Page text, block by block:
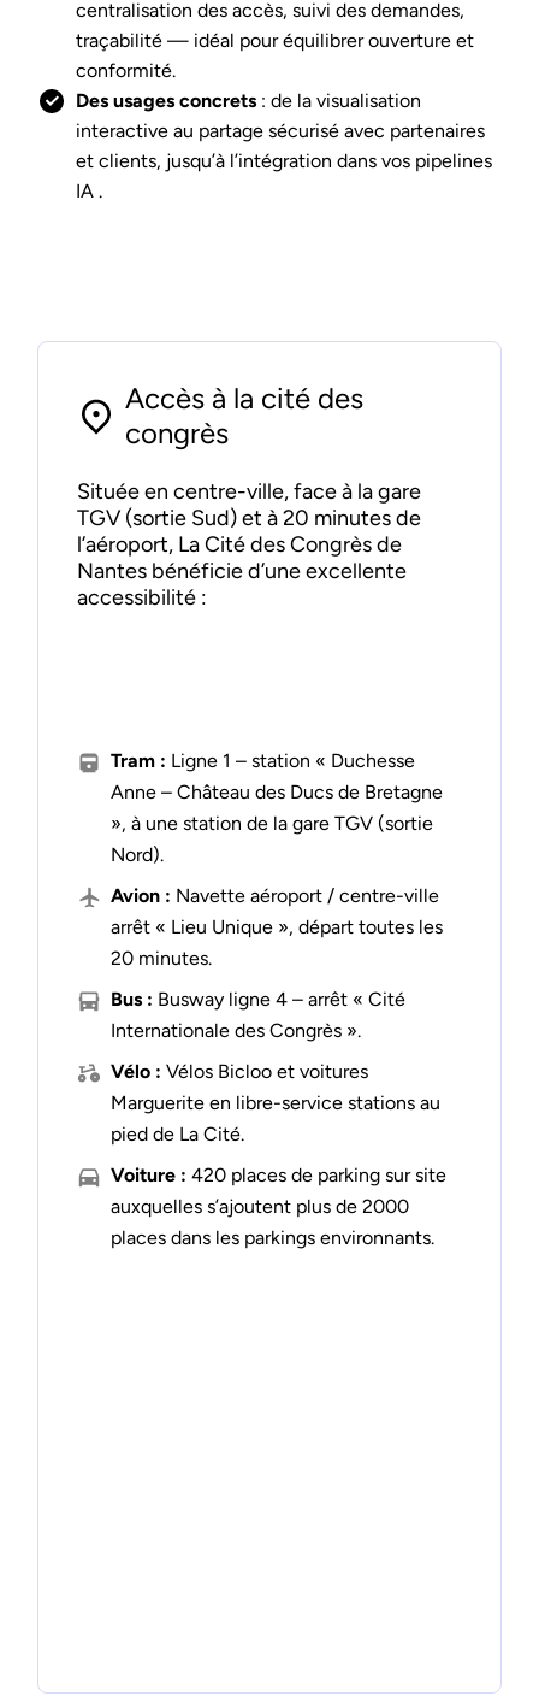
centralisation des accès, suivi des demandes,
traçabilité — idéal pour équilibrer ouverture et
conformité.
Des usages concrets : de la visualisation
interactive au partage sécurisé avec partenaires
et clients, jusqu’à l’intégration dans vos pipelines
IA .
Accès à la cité des
congrès
Située en centre-ville, face à la gare
TGV (sortie Sud) et à 20 minutes de
l’aéroport, La Cité des Congrès de
Nantes bénéficie d’une excellente
accessibilité :
Tram : Ligne 1 – station « Duchesse
Anne – Château des Ducs de Bretagne
», à une station de la gare TGV (sortie
Nord).
Avion : Navette aéroport / centre-ville
arrêt « Lieu Unique », départ toutes les
20 minutes.
Bus : Busway ligne 4 – arrêt « Cité
Internationale des Congrès ».
Vélo : Vélos Bicloo et voitures
Marguerite en libre-service stations au
pied de La Cité.
Voiture : 420 places de parking sur site
auxquelles s’ajoutent plus de 2000
places dans les parkings environnants.